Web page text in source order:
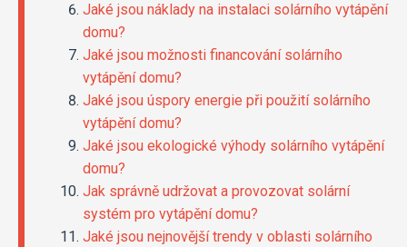
Jaké jsou náklady na instalaci solárního vytápění
domu?
Jaké jsou možnosti financování solárního
vytápění domu?
Jaké jsou úspory energie při použití solárního
vytápění domu?
Jaké jsou ekologické výhody solárního vytápění
domu?
Jak správně udržovat a provozovat solární
systém pro vytápění domu?
Jaké jsou nejnovější trendy v oblasti solárního